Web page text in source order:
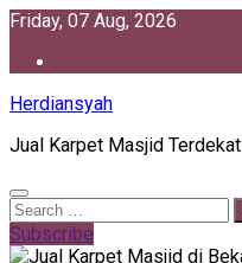
Skip
content
Friday, 07 Aug, 2026
Herdiansyah
Jual Karpet Masjid Terdekat
Search
for:
Subscribe